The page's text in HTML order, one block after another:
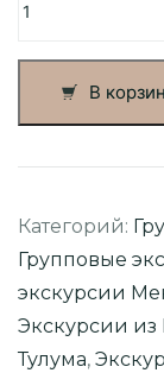
товара
Майя»
из
Чичен-
Ица,
розовые
озёра
и
фламинго
В
Категорий:
Групповые
экскурсии
Экскурсии
Тулума,